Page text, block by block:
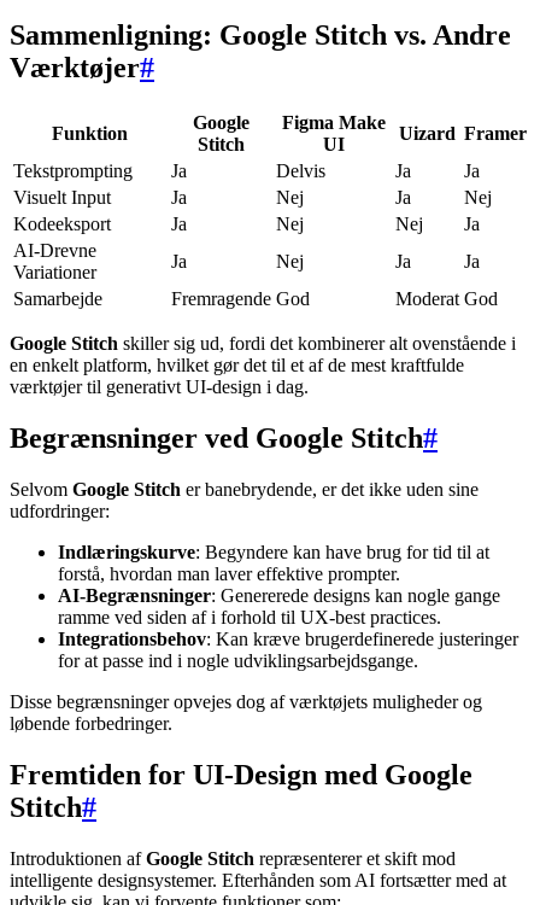
Sammenligning: Google Stitch vs. Andre
Værktøjer#
Funktion
Google
Stitch
Figma Make
UI
Uizard Framer
Tekstprompting
Ja Delvis Ja
Ja
Visuelt Input
Ja Nej Ja
Nej
Kodeeksport
Ja Nej Nej
Ja
AI-Drevne
Variationer
Ja Nej Ja
Ja
Samarbejde
Fremragende God Moderat God
Google Stitch skiller sig ud, fordi det kombinerer alt ovenstående i
en enkelt platform, hvilket gør det til et af de mest kraftfulde
værktøjer til generativt UI-design i dag.
Begrænsninger ved Google Stitch#
Selvom Google Stitch er banebrydende, er det ikke uden sine
udfordringer:
Indlæringskurve: Begyndere kan have brug for tid til at
forstå, hvordan man laver effektive prompter.
AI-Begrænsninger: Genererede designs kan nogle gange
ramme ved siden af i forhold til UX-best practices.
Integrationsbehov: Kan kræve brugerdefinerede justeringer
for at passe ind i nogle udviklingsarbejdsgange.
Disse begrænsninger opvejes dog af værktøjets muligheder og
løbende forbedringer.
Fremtiden for UI-Design med Google
Stitch#
Introduktionen afGoogle Stitch repræsenterer et skift mod
intelligente designsystemer. Efterhånden som AI fortsætter med at